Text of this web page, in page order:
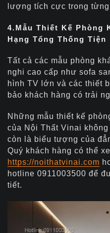
lượng tích cực trong
4.Mẫu Thiết Kế Phòng
Hạng Tổng Thống Tiện
Tất cả các mẫu phòng
nghi cao cấp như sofa
hình TV lớn và các thiết
bảo khách hàng có trải
Những mẫu thiết kế
của Nội Thất Vinai
còn là biểu tượng của
Quý khách hàng có thể
https://noithatvinai.com
hotline 0911003500 để
tiết.